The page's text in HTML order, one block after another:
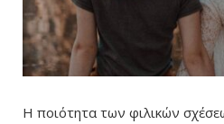
Η ποιότητα των φιλικών